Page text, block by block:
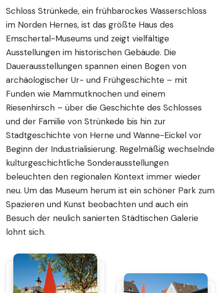
Schloss Strünkede, ein frühbarockes Wasserschloss
im Norden Hernes, ist das größte Haus des
Emschertal-Museums und zeigt vielfältige
Ausstellungen im historischen Gebäude. Die
Dauerausstellungen spannen einen Bogen von
archäologischer Ur- und Frühgeschichte – mit
Funden wie Mammutknochen und einem
Riesenhirsch – über die Geschichte des Schlosses
und der Familie von Strünkede bis hin zur
Stadtgeschichte von Herne und Wanne-Eickel vor
Beginn der Industrialisierung. Regelmäßig wechselnde
kulturgeschichtliche Sonderausstellungen
beleuchten den regionalen Kontext immer wieder
neu. Um das Museum herum ist ein schöner Park zum
Spazieren und Kunst beobachten und auch ein
Besuch der neulich sanierten Städtischen Galerie
lohnt sich.